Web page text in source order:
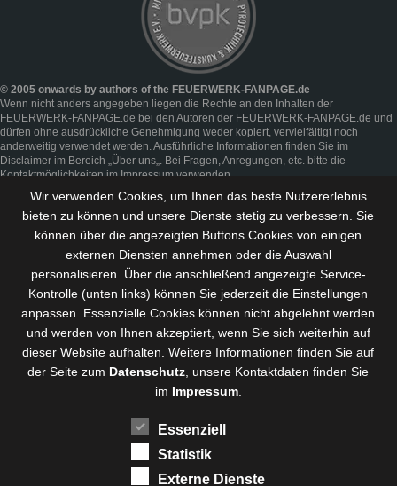
© 2005 onwards by authors of the FEUERWERK-FANPAGE.de
Wenn nicht anders angegeben liegen die Rechte an den Inhalten der
FEUERWERK-FANPAGE.de bei den Autoren der FEUERWERK-FANPAGE.de und
dürfen ohne ausdrückliche Genehmigung weder kopiert, vervielfältigt noch
anderweitig verwendet werden. Ausführliche Informationen finden Sie im
Disclaimer im Bereich „Über uns„. Bei Fragen, Anregungen, etc. bitte die
Kontaktmöglichkeiten im Impressum verwenden.
Wir verwenden Cookies, um Ihnen das beste Nutzererlebnis
bieten zu können und unsere Dienste stetig zu verbessern . Sie
können über die angezeigten Buttons Cookies von einigen
externen Diensten annehmen oder die Auswahl
personalisieren. Über die anschließend angezeigte Service-
Kontrolle (unten links) können Sie jederzeit die Einstellungen
anpassen. Essenzielle Cookies können nicht abgelehnt werden
und werden von Ihnen akzeptiert, wenn Sie sich weiterhin auf
dieser Website aufhalten. Weitere Informationen finden Sie auf
der Seite zum Datenschutz , unsere Kontaktdaten finden Sie
im Impressum.
Essenziell
Statistik
Externe Dienste